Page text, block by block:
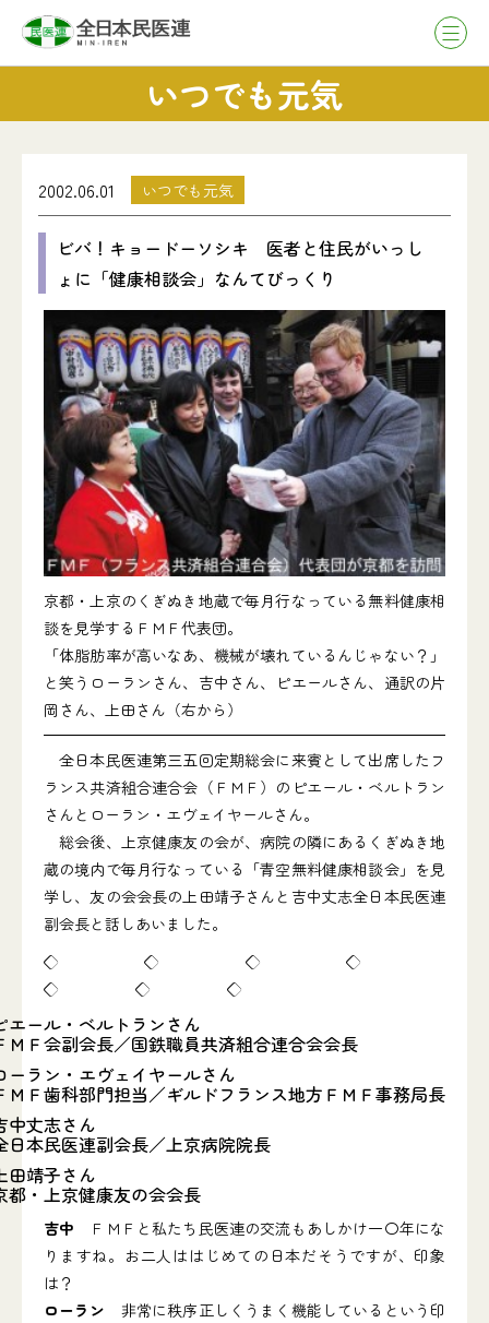
いつでも元気
2002.06.01 いつでも元気
ビバ！キョードーソシキ 医者と住民がいっし
ょに「健康相談会」なんてびっくり
京都・上京のくぎぬき地蔵で毎月行なっている無料健康相
談を見学するＦＭＦ代表団。
「体脂肪率が高いなあ、機械が壊れているんじゃない？」
と笑うローランさん、吉中さん、ピエールさん、通訳の片
岡さん、上田さん（右から）
全日本民医連第三五回定期総会に来賓として出席したフ
ランス共済組合連合会（ＦＭＦ）のピエール・ベルトラン
さんとローラン・エヴェイヤールさん。
総会後、上京健康友の会が、病院の隣にあるくぎぬき地
蔵の境内で毎月行なっている「青空無料健康相談会」を見
学し、友の会会長の上田靖子さんと吉中丈志全日本民医連
副会長と話しあいました。
◇ ◇ ◇ ◇
◇ ◇ ◇
エール・ベルトランさん
ＭＦ会副会長／国鉄職員共済組合連合会会長
ーラン・エヴェイヤールさん
ＭＦ歯科部門担当／ギルドフランス地方ＦＭＦ事務局長
中丈志さん
日本民医連副会長／上京病院院長
田靖子さん
都・上京健康友の会会長
吉中 ＦＭＦと私たち民医連の交流もあしかけ一〇年にな
りますね。お二人ははじめての日本だそうですが、印象
は？
ローラン 非常に秩序正しくうまく機能しているという印